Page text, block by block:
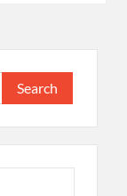
Search
for: